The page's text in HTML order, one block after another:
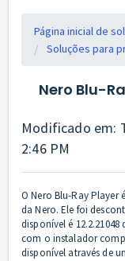
Página inicial de
Soluções para
Nero Blu-
Modificado em:
2:46 PM
O Nero Blu-Ray
da Nero. Ele foi
disponível é
com o instalador
disponível através de